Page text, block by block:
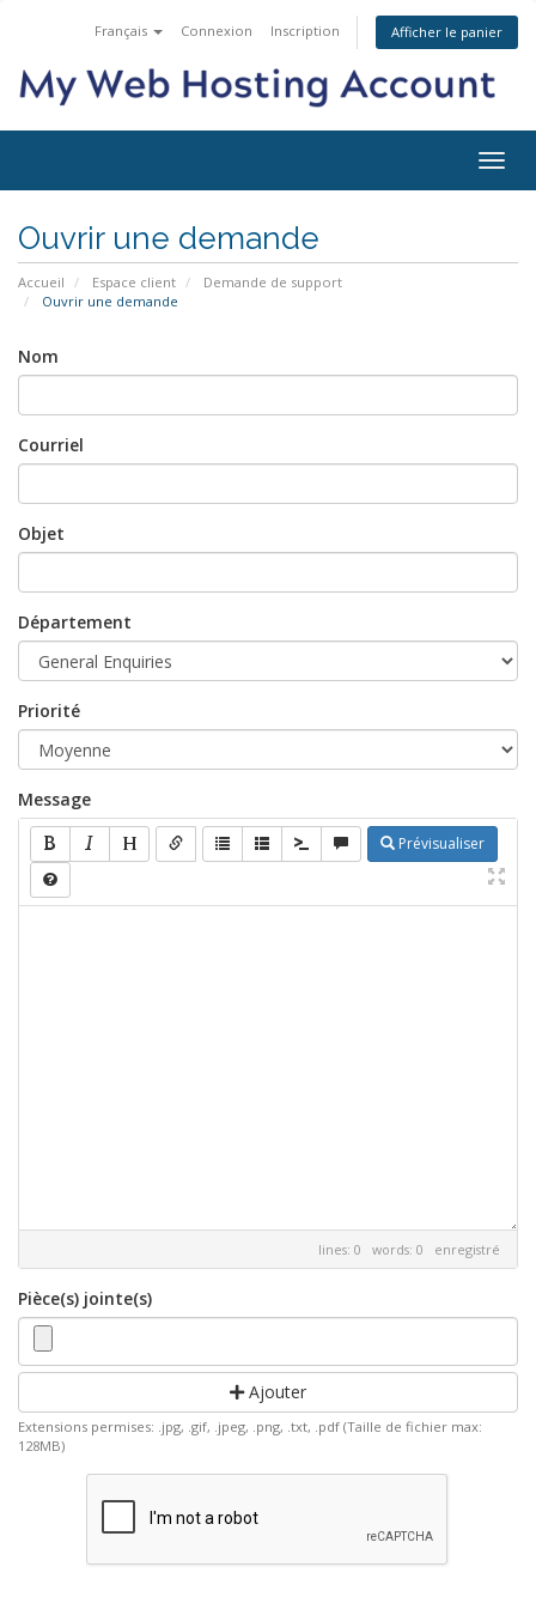
Français Connexion Inscription Afficher le panier
la
Ouvrir une demande
Accueil Espace client
Demande de support
Ouvrir une demande
Nom
Courriel
Objet
Département
Priorité
Message
Prévisualiser
lines: 0 words: 0 enregistré
Pièce(s) jointe(s)
Ajouter
Extensions permises: .jpg, .gif, .jpeg, .png, .txt, .pdf (Taille de fichier max:
128MB)